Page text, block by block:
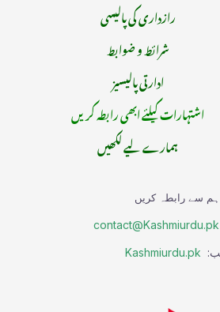
رازداری کی پالیسی
شرائط و ضوابط
ادارتی پالیسیز
اشتہارات کیلئے ابھی رابطہ کریں
ہمارے لیے لکھیں
ہم سے رابطہ کریں
contact@Kashmiurdu.pk
Kashmiurdu.pk